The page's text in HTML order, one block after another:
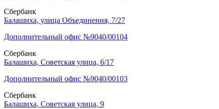
Сбербанк
Балашиха, улица Объединения, 7/27
Дополнительный офис №9040/00104
Сбербанк
Балашиха, Советская улица, 6/17
Дополнительный офис №9040/00103
Сбербанк
Балашиха, Советская улица, 9